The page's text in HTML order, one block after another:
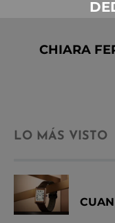
CHIARA
LO MÁS VISTO